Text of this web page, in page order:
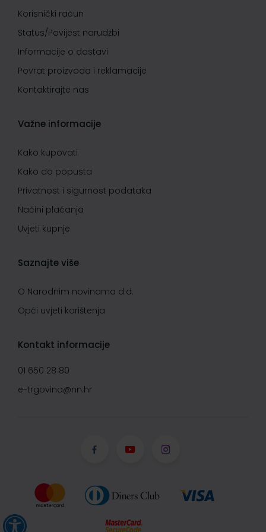
Korisnički račun
Status/Povijest narudžbi
Informacije o dostavi
Povrat proizvoda i reklamacije
Kontaktirajte nas
Važne informacije
Kako kupovati
Kako do popusta
Privatnost i sigurnost podataka
Načini plaćanja
Uvjeti kupnje
Saznajte više
O Narodnim novinama d.d.
Opći uvjeti korištenja
Kontakt informacije
01 650 28 80
e-trgovina@nn.hr